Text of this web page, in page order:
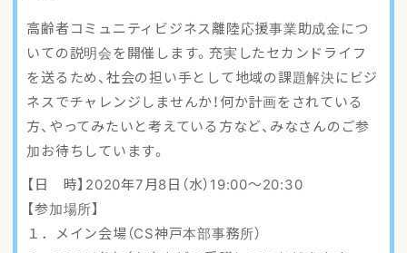
アクセスマップ
ご登録・お問い合わせ
高齢者コミュニティビジネス離陸応援事業助成金につ
いての説明会を開催します。充実したセカンドライフ
を送るため、社会の担い手として地域の課題解決にビジ
ネスでチャレンジしませんか！何か計画をされている
方、やってみたいと考えている方など、みなさんのご参
加お待ちしています。
【日 時】2020年7月8日（水）19:00〜20:30
【参加場所】
１．メイン会場（CS神戸本部事務所）